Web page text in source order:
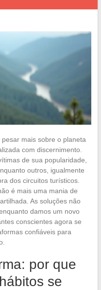
mais sobre o planeta
com discernimento.
de sua popularidade,
outros, igualmente
dos circuitos turísticos.
é mais uma mania de
As soluções não
damos um novo
conscientes agora se
confiáveis para
por que
se